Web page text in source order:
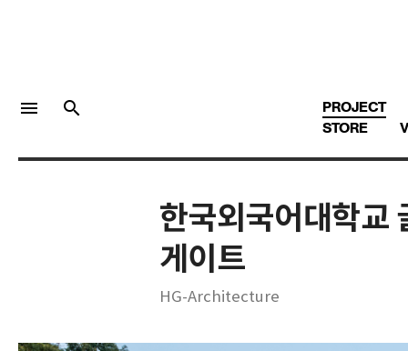
회원가입
Facebook 로그인
menu search PROJECT
STORE
한국외국어대학교
게이트
HG-Architecture